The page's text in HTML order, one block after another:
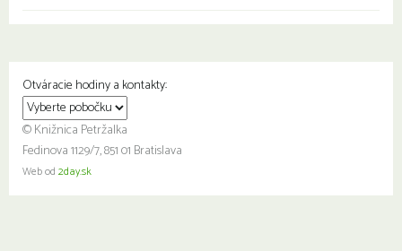
Otváracie hodiny a kontakty:
© Knižnica Petržalka
Fedinova 1129/7, 851 01 Bratislava
Web od 2day.sk